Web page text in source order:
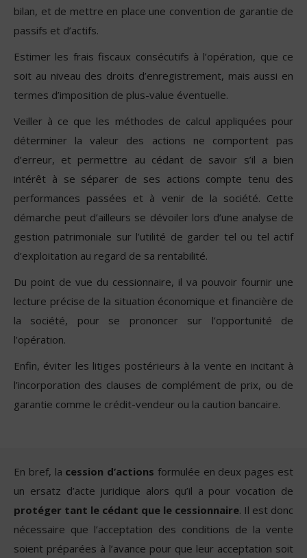
bilan, et de mettre en place une convention de garantie de
passifs et d’actifs.
Estimer les frais fiscaux consécutifs à l’opération, que ce
soit au niveau des droits d’enregistrement, mais aussi en
termes d’imposition de plus-value éventuelle.
Veiller à ce que les méthodes de calcul appliquées pour
déterminer la valeur des actions ne comportent pas
d’erreur, et permettre au cédant de savoir s’il a bien
intérêt à se séparer de ses actions compte tenu des
performances passées et à venir de la société. Cette
démarche peut d’ailleurs se dévoiler lors d’une analyse de
gestion patrimoniale sur l’utilité de garder tel ou tel actif
d’exploitation au regard de sa rentabilité.
Du point de vue du cessionnaire, il va pouvoir fournir une
lecture précise de la situation économique et financière de
la société, pour se prononcer sur l’opportunité de
l’opération.
Enfin, éviter les litiges postérieurs à la vente en incitant à
l’incorporation des clauses de complément de prix, ou de
garantie comme le crédit-vendeur ou la caution bancaire.
En bref, la cession d’actions formulée en deux pages est
un ersatz d’acte juridique alors qu’il a pour vocation de
protéger tant le cédant que le cessionnaire. Il est donc
nécessaire que l’acceptation des conditions de la vente
soient préparées à l’avance pour que leur acceptation soit